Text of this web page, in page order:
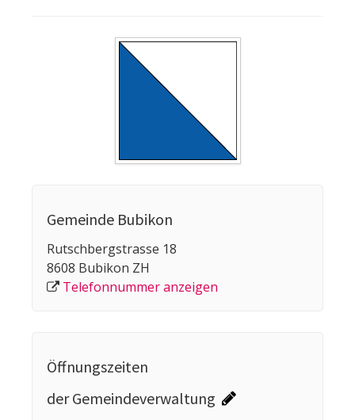
Gemeinde Bubikon
Rutschbergstrasse 18
8608 Bubikon ZH
Telefonnummer anzeigen
Öffnungszeiten
der Gemeindeverwaltung